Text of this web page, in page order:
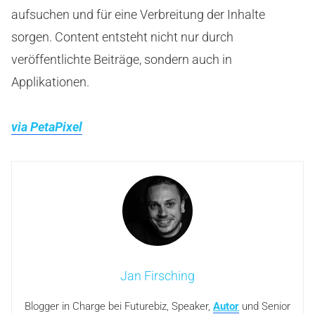
aufsuchen und für eine Verbreitung der Inhalte
sorgen. Content entsteht nicht nur durch
veröffentlichte Beiträge, sondern auch in
Applikationen.
via PetaPixel
Jan Firsching
Blogger in Charge bei Futurebiz, Speaker, Autor und Senior